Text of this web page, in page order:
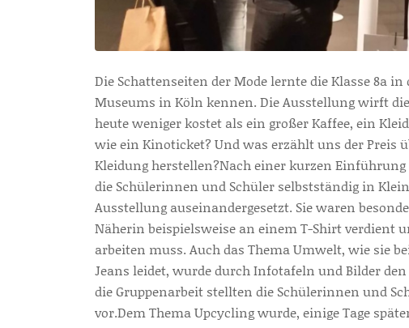
Die Schattenseiten der Mode lernte die Klasse 8a
Museums in Köln kennen. Die Ausstellung wirft
heute weniger kostet als ein großer Kaffee, ein
wie ein Kinoticket? Und was erzählt uns der Preis
Kleidung herstellen?Nach einer kurzen
die Schülerinnen und Schüler selbstständig in
Ausstellung auseinandergesetzt. Sie waren
Näherin beispielsweise an einem T-Shirt verdient
arbeiten muss. Auch das Thema Umwelt, wie sie
Jeans leidet, wurde durch Infotafeln und Bilder
die Gruppenarbeit stellten die Schülerinnen und
vor.Dem Thema Upcycling wurde, einige Tage